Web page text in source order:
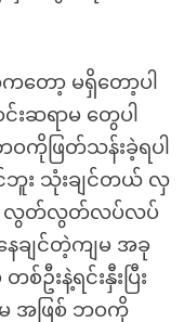
တော့ မရှိတော့ပါ
းဆရာမ တွေပါ
ကိုဖြတ်သန်းခဲ့ရပါ
း သုံးချင်တယ် လှ
လို လွတ်လွတ်လပ်လပ်
နေချင်တဲ့ကျမ အခု
ဦးနဲ့ရင်းနှီးပြီး
အဖြစ် ဘဝကို